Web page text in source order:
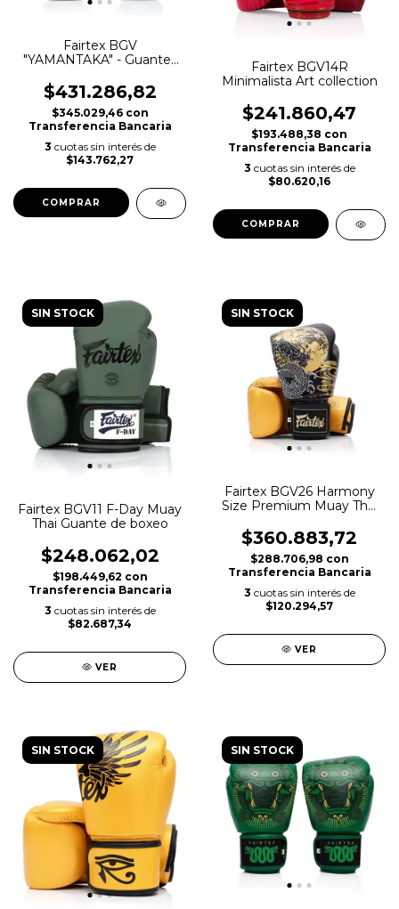
Fairtex BGV
"YAMANTAKA" - Guantes
$431.286,82
$345.029,46 con
Transferencia Bancaria
3 cuotas sin interés de
$143.762,27
COMPRAR
Fairtex BGV14R
Minimalista Art collection
$241.860,47
$193.488,38 con
Transferencia Bancaria
3 cuotas sin interés de
$80.620,16
COMPRAR
SIN STOCK
Fairtex BGV11 F-Day Muay
Thai Guante de boxeo
$248.062,02
$198.449,62 con
Transferencia Bancaria
3 cuotas sin interés de
$82.687,34
VER
SIN STOCK
Fairtex BGV26 Harmony
Size Premium Muay Thai
limitada
$360.883,72
$288.706,98 con
Transferencia Bancaria
3 cuotas sin interés de
$120.294,57
VER
SIN STOCK SIN STOCK